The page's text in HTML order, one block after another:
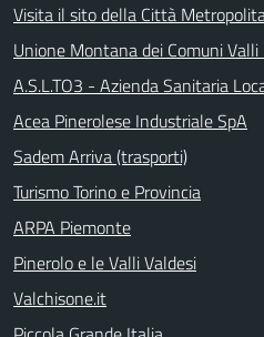
Visita il sito della Città
Unione Montana dei Comuni
A.S.L.TO3 - Azienda Sanitaria
Acea Pinerolese Industriale SpA
Sadem Arriva (trasporti)
Turismo Torino e Provincia
ARPA Piemonte
Pinerolo e le Valli Valdesi
Valchisone.it